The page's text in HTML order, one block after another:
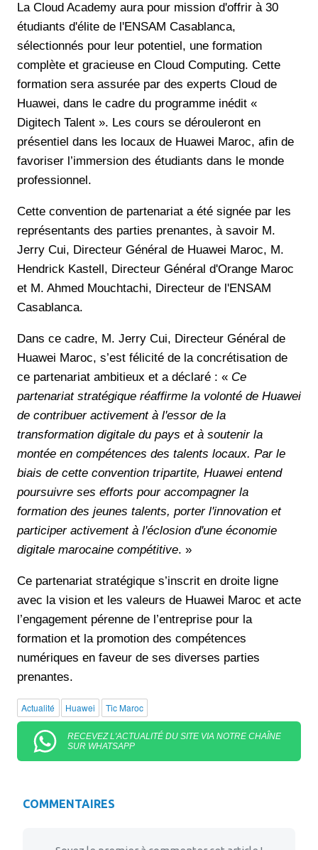
La Cloud Academy aura pour mission d'offrir à 30
étudiants d'élite de l'ENSAM Casablanca,
sélectionnés pour leur potentiel, une formation
complète et gracieuse en Cloud Computing. Cette
formation sera assurée par des experts Cloud de
Huawei, dans le cadre du programme inédit «
Digitech Talent ». Les cours se dérouleront en
présentiel dans les locaux de Huawei Maroc, afin de
favoriser l’immersion des étudiants dans le monde
professionnel.
Cette convention de partenariat a été signée par les
représentants des parties prenantes, à savoir M.
Jerry Cui, Directeur Général de Huawei Maroc, M.
Hendrick Kastell, Directeur Général d'Orange Maroc
et M. Ahmed Mouchtachi, Directeur de l'ENSAM
Casablanca.
Dans ce cadre, M. Jerry Cui, Directeur Général de
Huawei Maroc, s’est félicité de la concrétisation de
ce partenariat ambitieux et a déclaré : « Ce
partenariat stratégique réaffirme la volonté de Huawei
de contribuer activement à l'essor de la
transformation digitale du pays et à soutenir la
montée en compétences des talents locaux. Par le
biais de cette convention tripartite, Huawei entend
poursuivre ses efforts pour accompagner la
formation des jeunes talents, porter l'innovation et
participer activement à l'éclosion d'une économie
digitale marocaine compétitive. »
Ce partenariat stratégique s’inscrit en droite ligne
avec la vision et les valeurs de Huawei Maroc et acte
l’engagement pérenne de l’entreprise pour la
formation et la promotion des compétences
numériques en faveur de ses diverses parties
prenantes.
Actualité Huawei Tic Maroc
RECEVEZ L'ACTUALITÉ DU SITE VIA NOTRE CHAÎNE
SUR WHATSAPP
COMMENTAIRES